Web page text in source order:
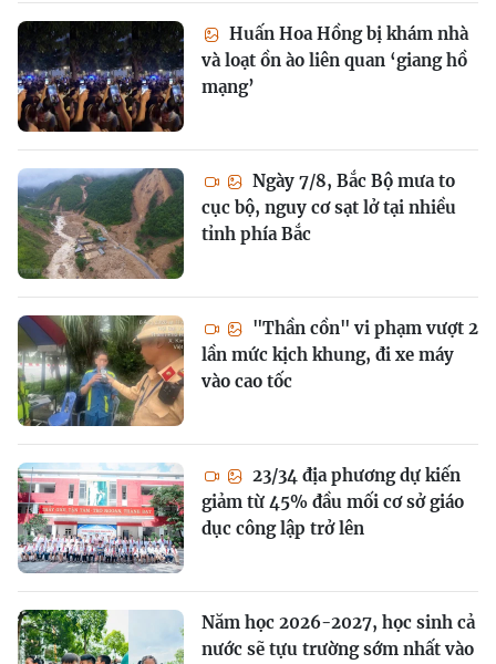
Huấn Hoa Hồng bị khám nhà
và loạt ồn ào liên quan ‘giang hồ
mạng’
Ngày 7/8, Bắc Bộ mưa to
cục bộ, nguy cơ sạt lở tại nhiều
tỉnh phía Bắc
"Thần cồn" vi phạm vượt 2
lần mức kịch khung, đi xe máy
vào cao tốc
23/34 địa phương dự kiến
giảm từ 45% đầu mối cơ sở giáo
dục công lập trở lên
Năm học 2026-2027, học sinh cả
nước sẽ tựu trường sớm nhất vào